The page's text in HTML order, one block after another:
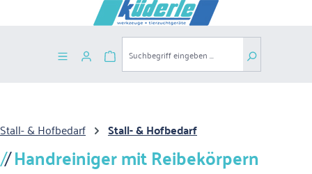
Zum Hauptinhalt springen
Warenkorb enthält 0 Positionen. Der
Stall- & Hofbedarf Stall- & Hofbedarf
Handreiniger mit Reibekörpern